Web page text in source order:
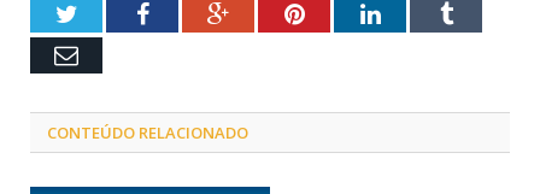
TwitterFacebookGoogle+PinterestLinkedInTumblr
Email
CONTEÚDO RELACIONADO